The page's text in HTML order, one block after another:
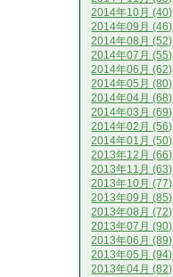
2014年10月 (40)
2014年09月 (46)
2014年08月 (52)
2014年07月 (55)
2014年06月 (62)
2014年05月 (80)
2014年04月 (68)
2014年03月 (69)
2014年02月 (56)
2014年01月 (50)
2013年12月 (66)
2013年11月 (63)
2013年10月 (77)
2013年09月 (85)
2013年08月 (72)
2013年07月 (90)
2013年06月 (89)
2013年05月 (94)
2013年04月 (82)